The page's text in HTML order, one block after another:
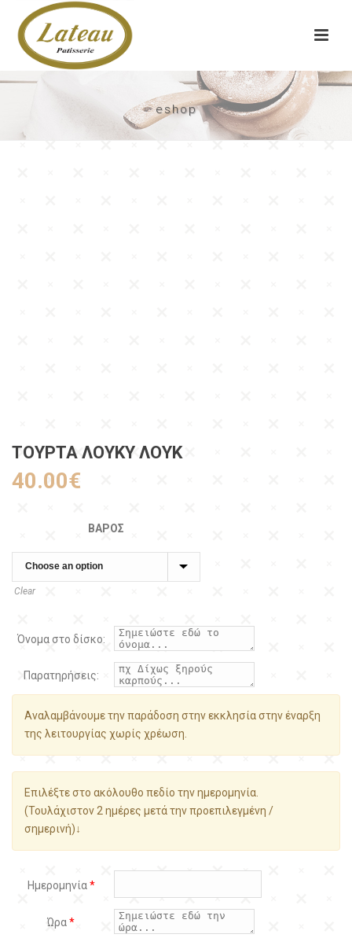
eshop
ΤΟΥΡΤΑ ΛΟΥΚΥ ΛΟΥΚ
40.00€
ΒΆΡΟΣ
Clear
Όνομα στο δίσκο:
Παρατηρήσεις:
Αναλαμβάνουμε την παράδοση στην εκκλησία στην έναρξη
της λειτουργίας χωρίς χρέωση.
Επιλέξτε στο ακόλουθο πεδίο την ημερομηνία.
(Τουλάχιστον 2 ημέρες μετά την προεπιλεγμένη /
σημερινή)↓
Ημερομηνία*
Ώρα*